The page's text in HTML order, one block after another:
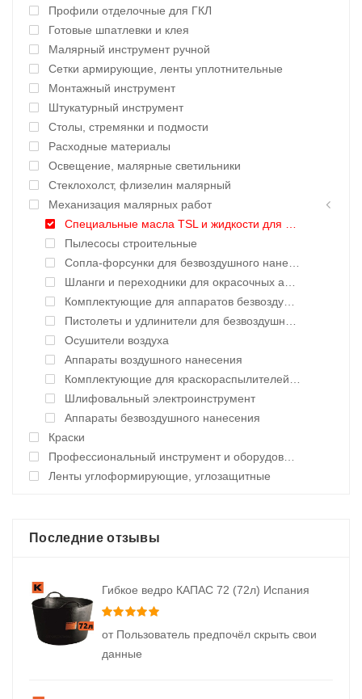
Профили отделочные для ГКЛ
Готовые шпатлевки и клея
Малярный инструмент ручной
Сетки армирующие, ленты уплотнительные
Монтажный инструмент
Штукатурный инструмент
Столы, стремянки и подмости
Расходные материалы
Освещение, малярные светильники
Стеклохолст, флизелин малярный
Механизация малярных работ
Специальные масла TSL и жидкости для окрасочных аппаратов
Пылесосы строительные
Сопла-форсунки для безвоздушного нанесения
Шланги и переходники для окрасочных аппаратов
Комплектующие для аппаратов безвоздушного нанесения
Пистолеты и удлинители для безвоздушного нанесения
Осушители воздуха
Аппараты воздушного нанесения
Комплектующие для краскораспылителей воздушного нанесения
Шлифовальный электроинструмент
Аппараты безвоздушного нанесения
Краски
Профессиональный инструмент и оборудование
Ленты углоформирующие, углозащитные
Последние отзывы
Гибкое ведро КАПАС 72 (72л) Испания
от Пользователь предпочёл скрыть свои
данные